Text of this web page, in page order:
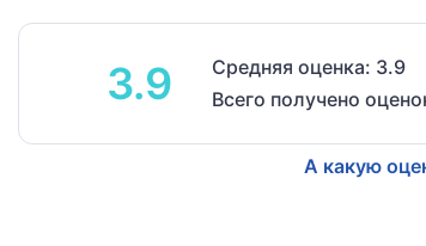
3.9
Средняя оценка: 3.9
Всего получено
А какую